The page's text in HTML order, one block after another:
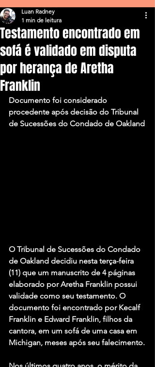
Testamento encontrado em
sofá é validado em disputa
por herança de Aretha
Franklin
Luan Radney
1 min de leitura
Documento foi considerado
procedente após decisão do Tribunal
de Sucessões do Condado de Oakland
O Tribunal de Sucessões do Condado
de Oakland decidiu nesta terça-feira
(11) que um manuscrito de 4 páginas
elaborado por Aretha Franklin possui
validade como seu testamento. O
documento foi encontrado por Kecalf
Franklin e Edward Franklin, filhos da
cantora, em um sofá de uma casa em
Michigan, meses após seu falecimento.